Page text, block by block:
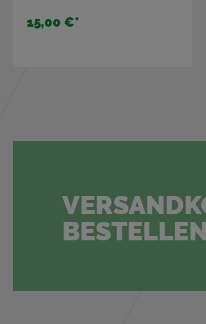
15,00 €*